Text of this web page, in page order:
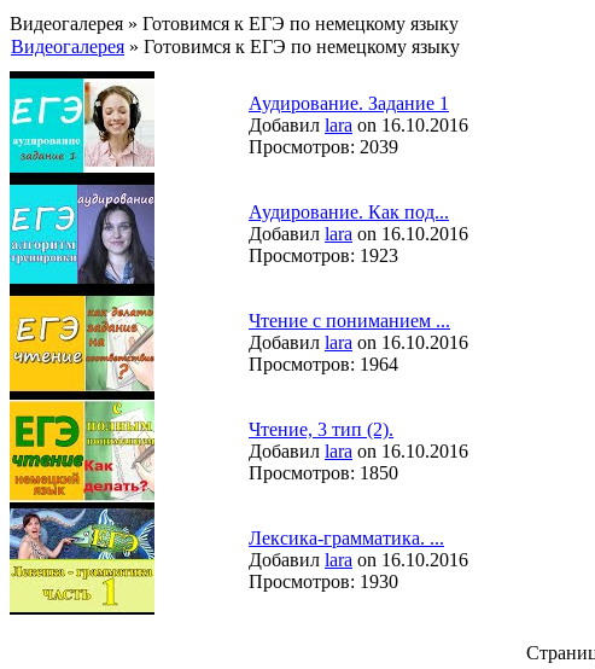
Видеогалерея » Готовимся к ЕГЭ по немецкому языку
Видеогалерея » Готовимся к ЕГЭ по немецкому языку
Аудирование. Задание 1
Добавил lara on 16.10.2016
Просмотров: 2039
Аудирование. Как под...
Добавил lara on 16.10.2016
Просмотров: 1923
Чтение с пониманием ...
Добавил lara on 16.10.2016
Просмотров: 1964
Чтение, 3 тип (2).
Добавил lara on 16.10.2016
Просмотров: 1850
Лексика-грамматика. ...
Добавил lara on 16.10.2016
Просмотров: 1930